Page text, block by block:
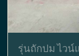
รุ่นถักปม ไวน์